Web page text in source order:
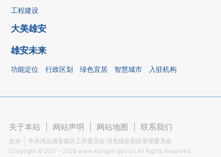
工程建设
大美雄安
雄安未来
功能定位 行政区划 绿色宜居 智慧城市 入驻机构
关于本站 网站声明 网站地图 联系我们
主办
中共河北雄安新区工作委员会 河北雄安新区管理委员会
Copyright © 2017 - 2026 www.xiongan.gov.cn All Rights Reserved.